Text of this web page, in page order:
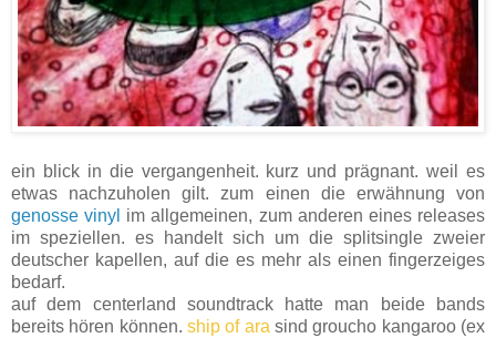
ein blick in die vergangenheit. kurz und prägnant. weil es
etwas nachzuholen gilt. zum einen die erwähnung von
genosse vinyl im allgemeinen, zum anderen eines releases
im speziellen. es handelt sich um die splitsingle zweier
deutscher kapellen, auf die es mehr als einen fingerzeiges
bedarf.
auf dem centerland soundtrack hatte man beide bands
bereits hören können. ship of ara sind groucho kangaroo (ex